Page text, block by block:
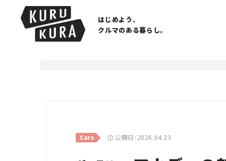
はじめよう、
クルマのある暮らし。
Cars 公開日：2026.04.23